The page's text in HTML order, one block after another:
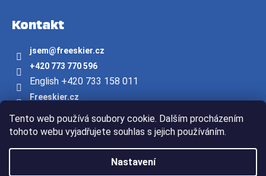
Tento web používá soubory cookie. Dalším procházením
tohoto webu vyjadřujete souhlas s jejich používáním.
Nastavení
Kontakt
jsem@freeskier.cz
+420 773 770 596
English +420 733 158 011
Freeskier.cz
freeskier.cz
Youtube/freeskier.cz
Vytvořil Shoptet